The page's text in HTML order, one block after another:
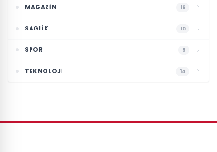
MAGAZIN 16
SAGLIK 10
SPOR 9
TEKNOLOJI 14